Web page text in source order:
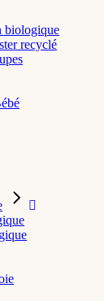
biologique
recyclé